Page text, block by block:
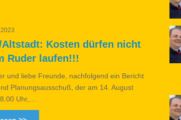
Altstadt: Kosten dürfen nicht
Ruder laufen!!!
und liebe Freunde, nachfolgend ein Bericht
Planungsausschuß, der am 14. August
Uhr,…